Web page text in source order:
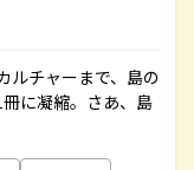
チャーまで、島の
に凝縮。さあ、島